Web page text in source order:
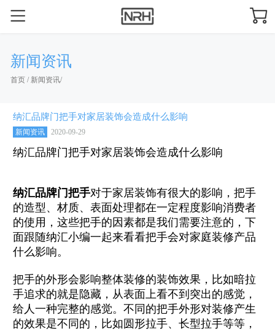
新闻资讯
首页/ 新闻资讯/
纳汇品牌门把手对家居装饰会造成什么影响
新闻资讯 2020-09-29
纳汇品牌门把手对家居装饰会造成什么影响
纳汇品牌门把手对于家居装饰有很大的影响，把手
的造型、材质、表面处理都在一定程度影响消费者
的使用，这些把手的因素都是我们需要注意的，下
面跟随纳汇小编一起来看看把手会对家庭装修产品
什么影响。
把手的外形会影响整体装修的装饰效果，比如暗拉
手追求的就是隐藏，从表面上看不到突出的感觉，
给人一种完整的感觉。不同的把手外形对装修产生
的效果是不同的，比如圆形拉手、长型拉手等等，